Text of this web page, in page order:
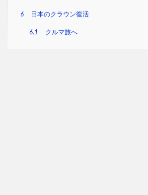
6 日本のクラウン復活
6.1 クルマ旅へ